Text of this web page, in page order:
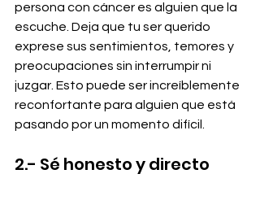
persona con cáncer es alguien que la
escuche. Deja que tu ser querido
exprese sus sentimientos, temores y
preocupaciones sin interrumpir ni
juzgar. Esto puede ser increíblemente
reconfortante para alguien que está
pasando por un momento difícil.
2.- Sé honesto y directo